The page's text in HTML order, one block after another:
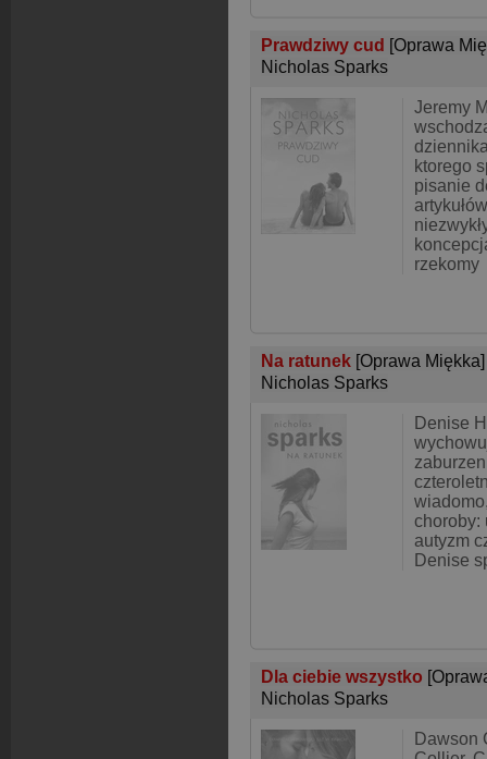
Prawdziwy cud [Oprawa
Nicholas Sparks
Jeremy
ktorego
pisanie
rzekomy
Na ratunek [Oprawa Miękka]
Nicholas Sparks
Denise
choroby:
autyzm
Denise
Dla ciebie wszystko
Nicholas Sparks
Dawson